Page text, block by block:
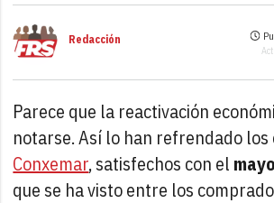
Redacción
Parece que la reactivación
notarse. Así lo han refrendado los
Conxemar, satisfechos con el
que se ha visto entre los